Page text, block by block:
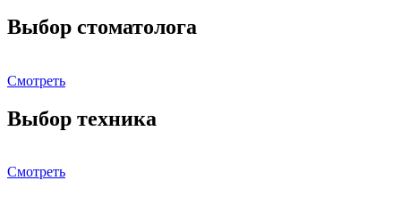
Выбор стоматолога
Смотреть
Выбор техника
Смотреть